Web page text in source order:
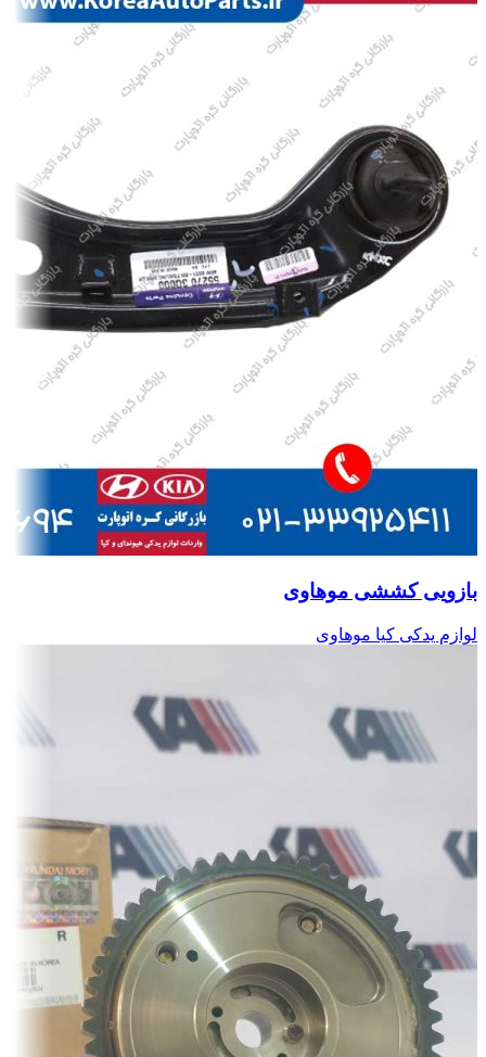
بازویی کششی موهاوی
لوازم یدکی کیا موهاوی